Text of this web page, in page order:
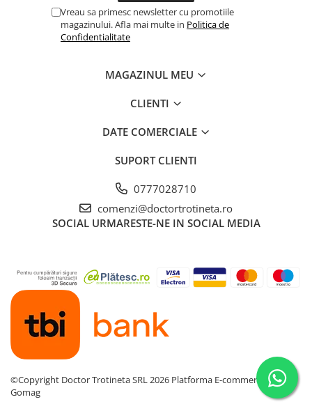
Vreau sa primesc newsletter cu promotiile
magazinului. Afla mai multe in Politica de
Confidentialitate
MAGAZINUL MEU
CLIENTI
DATE COMERCIALE
SUPORT CLIENTI
0777028710
comenzi@doctortrotineta.ro
SOCIAL URMARESTE-NE IN SOCIAL MEDIA
©Copyright Doctor Trotineta SRL 2026 Platforma E-commerce by
Gomag